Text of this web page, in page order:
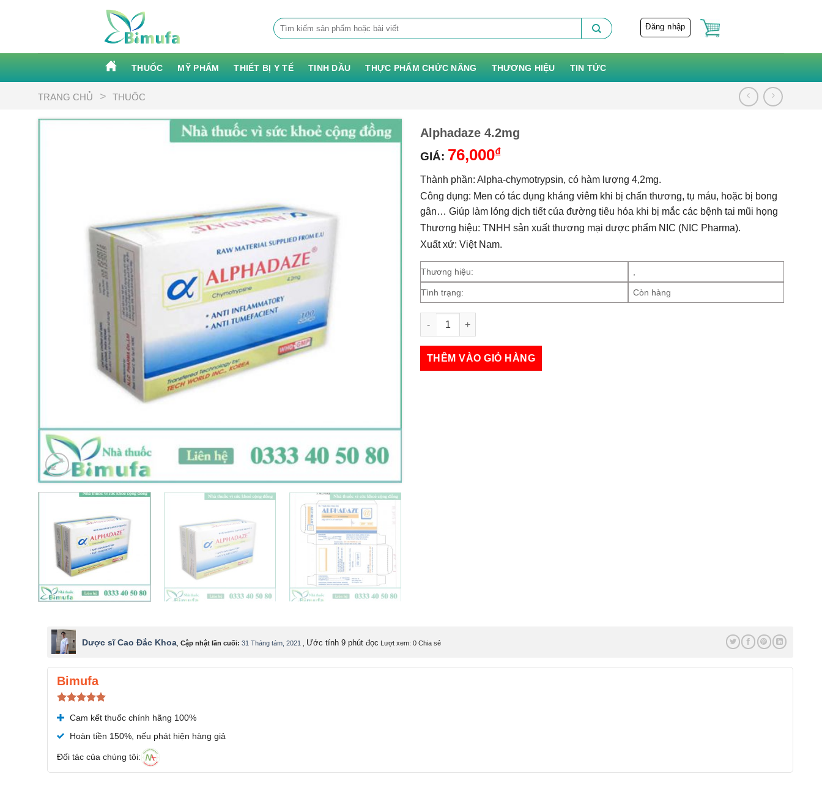
Tìm
kiếm:
Đăng nhập
THUỐC MỸ PHẨM THIẾT BỊ Y TẾ TINH DẦU THỰC PHẨM CHỨC NĂNG THƯƠNG HIỆU TIN TỨC
TRANG CHỦ > THUỐC
Alphadaze 4.2mg
GIÁ: 76,000₫
Thành phần: Alpha-chymotrypsin, có hàm lượng 4,2mg.
Công dụng: Men có tác dụng kháng viêm khi bị chấn thương, tụ máu, hoặc bị bong
gân… Giúp làm lỏng dịch tiết của đường tiêu hóa khi bị mắc các bệnh tai mũi họng
Thương hiệu: TNHH sản xuất thương mại dược phẩm NIC (NIC Pharma).
Xuất xứ: Việt Nam.
Thương hiệu:
Tình trạng: Còn hàng
THÊM VÀO GIỎ HÀNG
Dược sĩ Cao Đắc Khoa, Cập nhật lần cuối: 31 Tháng tám, 2021 , Ước tính 9 phút đọc Lượt xem: 0 Chia sẻ
Bimufa
hạng5.00
5 sao
Cam kết thuốc chính hãng 100%
Hoàn tiền 150%, nếu phát hiện hàng giả
Đối tác của chúng tôi: